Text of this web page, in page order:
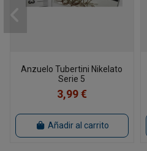
Anzuelo Tubertini Nikelato
Serie 5
3,99 €
Añadir al carrito